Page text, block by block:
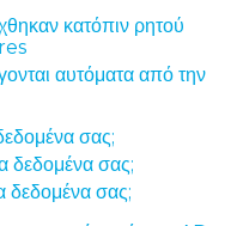
κατόπιν ρητού
αυτόματα από την
σας;
δεδομένα σας;
δεδομένα σας;